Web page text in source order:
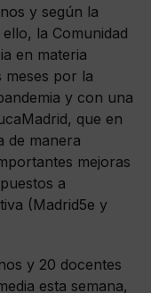
y según la
la Comunidad
en materia
meses por la
y con una
que en
de manera
mejoras
a
(Madrid5e y
y 20 docentes
esta semana,